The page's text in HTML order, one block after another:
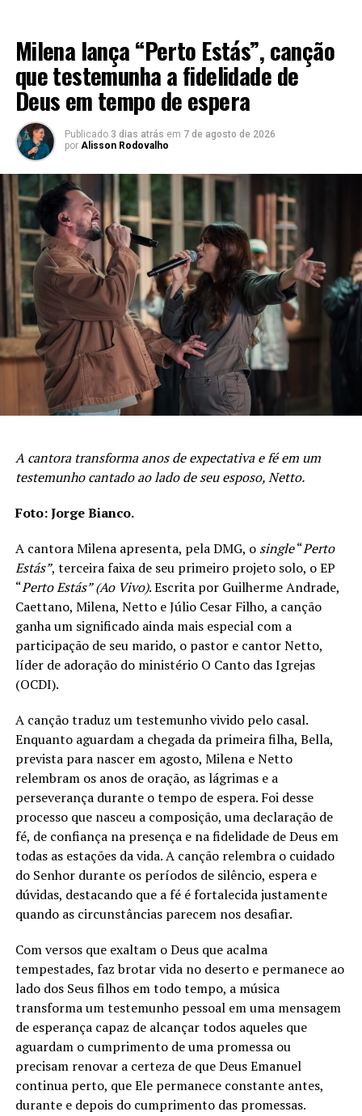
Milena lança “Perto Estás”, canção
que testemunha a fidelidade de
Deus em tempo de espera
Publicado 3 dias atrás em 7 de agosto de 2026
por Alisson Rodovalho
A cantora transforma anos de expectativa e fé em um
testemunho cantado ao lado de seu esposo, Netto.
Foto: Jorge Bianco.
A cantora Milena apresenta, pela DMG, o single“Perto
Estás”, terceira faixa de seu primeiro projeto solo, o EP
“Perto Estás” (Ao Vivo). Escrita por Guilherme Andrade,
Caettano, Milena, Netto e Júlio Cesar Filho, a canção
ganha um significado ainda mais especial com a
participação de seu marido, o pastor e cantor Netto,
líder de adoração do ministério O Canto das Igrejas
(OCDI).
A canção traduz um testemunho vivido pelo casal.
Enquanto aguardam a chegada da primeira filha, Bella,
prevista para nascer em agosto, Milena e Netto
relembram os anos de oração, as lágrimas e a
perseverança durante o tempo de espera. Foi desse
processo que nasceu a composição, uma declaração de
fé, de confiança na presença e na fidelidade de Deus em
todas as estações da vida. A canção relembra o cuidado
do Senhor durante os períodos de silêncio, espera e
dúvidas, destacando que a fé é fortalecida justamente
quando as circunstâncias parecem nos desafiar.
Com versos que exaltam o Deus que acalma
tempestades, faz brotar vida no deserto e permanece ao
lado dos Seus filhos em todo tempo, a música
transforma um testemunho pessoal em uma mensagem
de esperança capaz de alcançar todos aqueles que
aguardam o cumprimento de uma promessa ou
precisam renovar a certeza de que Deus Emanuel
continua perto, que Ele permanece constante antes,
durante e depois do cumprimento das promessas.